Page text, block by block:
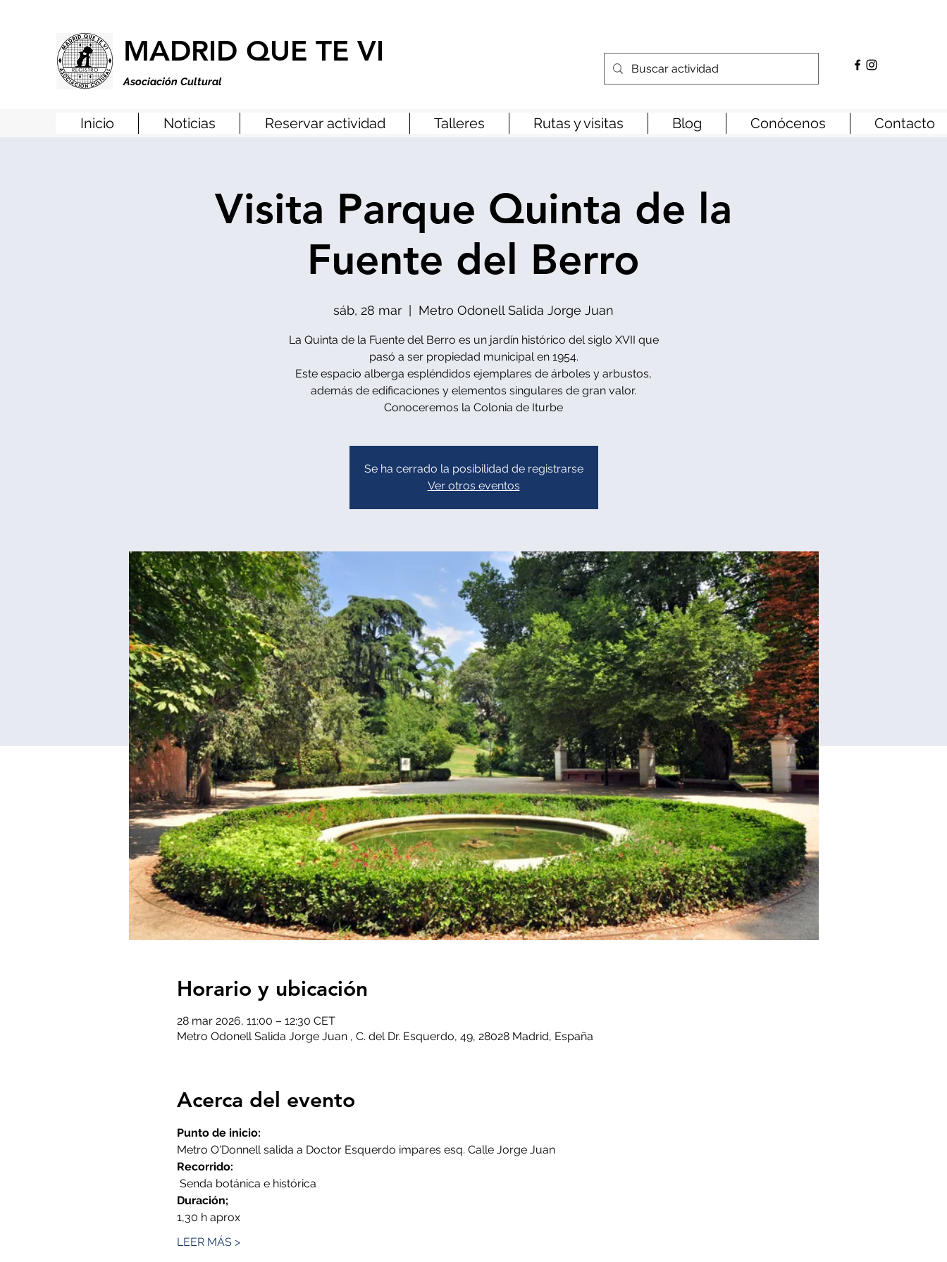
MADRID QUE TE VI
Asociación Cultural
Inicio Noticias Reservar actividad Talleres Rutas y visitas Blog Conócenos Contacto
Visita Parque Quinta de la
Fuente del Berro
sáb, 28 mar Metro Odonell Salida Jorge Juan
La Quinta de la Fuente del Berro es un jardín histórico del siglo XVII que
pasó a ser propiedad municipal en 1954.
Este espacio alberga espléndidos ejemplares de árboles y arbustos,
además de edificaciones y elementos singulares de gran valor.
Conoceremos la Colonia de Iturbe
Se ha cerrado la posibilidad de registrarse
Ver otros eventos
Horario y ubicación
28 mar 2026, 11:00 – 12:30 CET
Metro Odonell Salida Jorge Juan , C. del Dr. Esquerdo, 49, 28028 Madrid, España
Acerca del evento
Punto de inicio:
Metro O'Donnell salida a Doctor Esquerdo impares esq. Calle Jorge Juan
Recorrido:
Senda botánica e histórica
Duración;
1,30 h aprox
LEER MÁS >